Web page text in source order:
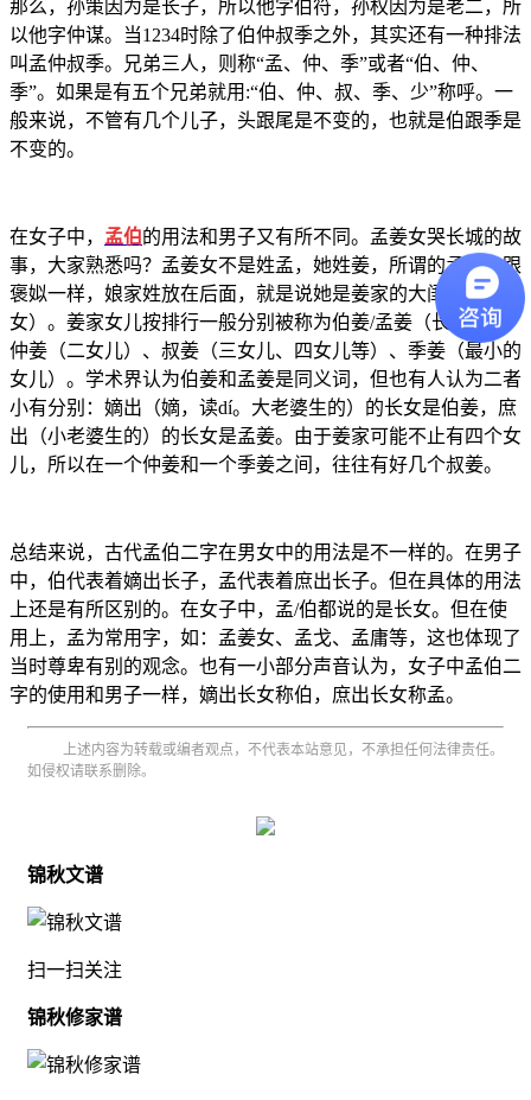
那么，孙策因为是长子，所以他字伯符，孙权因为是老二，所
以他字仲谋。当1234时除了伯仲叔季之外，其实还有一种排法
叫孟仲叔季。兄弟三人，则称“孟、仲、季”或者“伯、仲、
季”。如果是有五个兄弟就用:“伯、仲、叔、季、少”称呼。一
般来说，不管有几个儿子，头跟尾是不变的，也就是伯跟季是
不变的。
在女子中， 孟伯的用法和男子又有所不同。孟姜女哭长城的故
事，大家熟悉吗？孟姜女不是姓孟，她姓姜，所谓的孟姜女跟
褒姒一样，娘家姓放在后面，就是说她是姜家的大闺女（长
女）。姜家女儿按排行一般分别被称为伯姜/孟姜（长女）、
仲姜（二女儿）、叔姜（三女儿、四女儿等）、季姜（最小的
女儿）。学术界认为伯姜和孟姜是同义词，但也有人认为二者
小有分别：嫡出（嫡，读dí。大老婆生的）的长女是伯姜，庶
出（小老婆生的）的长女是孟姜。由于姜家可能不止有四个女
儿，所以在一个仲姜和一个季姜之间，往往有好几个叔姜。
总结来说，古代孟伯二字在男女中的用法是不一样的。在男子
中，伯代表着嫡出长子，孟代表着庶出长子。但在具体的用法
上还是有所区别的。在女子中，孟/伯都说的是长女。但在使
用上，孟为常用字，如：孟姜女、孟戈、孟庸等，这也体现了
当时尊卑有别的观念。也有一小部分声音认为，女子中孟伯二
字的使用和男子一样，嫡出长女称伯，庶出长女称孟。
上述内容为转载或编者观点，不代表本站意见，不承担任何法律责任。
如侵权请联系删除。
锦秋文谱
扫一扫关注
锦秋修家谱